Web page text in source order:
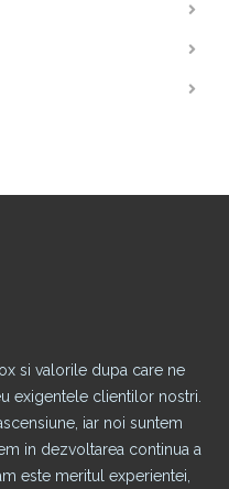
si valorile dupa care ne
exigentele clientilor nostri.
iar noi suntem
in dezvoltarea continua a
este meritul experientei,